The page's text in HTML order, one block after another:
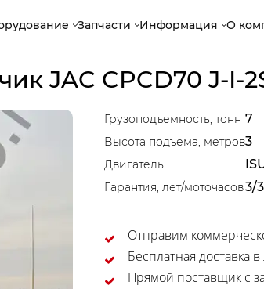
Запчасти Информация О
JAC CPCD70 J-I-
Грузоподъемность, тонн 7
Высота подъема, метров3
Двигатель
Гарантия, лет/моточасов3/
Отправим
Бесплатная доставка
Прямой поставщик с